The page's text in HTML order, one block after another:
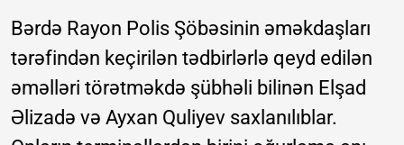
Bərdə Rayon Polis Şöbəsinin əməkdaşları
tərəfindən keçirilən tədbirlərlə qeyd edilən
əməlləri törətməkdə şübhəli bilinən Elşad
Əlizadə və Ayxan Quliyev saxlanılıblar.